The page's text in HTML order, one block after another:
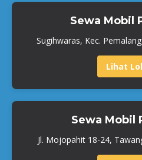
Sewa Mobil
Sugihwaras, Kec.
Lihat
Sewa Mobil
Jl. Mojopahit 18-24,